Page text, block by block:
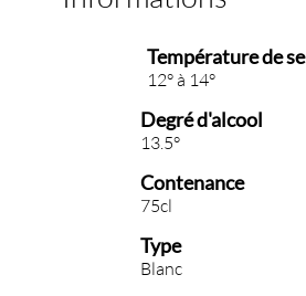
Température de
12° à 14°
Degré d'alcool
13.5°
Contenance
75cl
Type
Blanc